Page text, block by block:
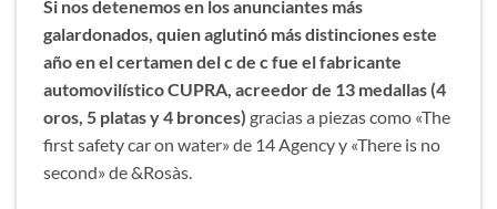
Si nos detenemos en los anunciantes más
galardonados, quien aglutinó más distinciones este
año en el certamen del c de c fue el fabricante
automovilístico CUPRA, acreedor de 13 medallas (4
oros, 5 platas y 4 bronces) gracias a piezas como «The
first safety car on water» de 14 Agency y «There is no
second» de &Rosàs.